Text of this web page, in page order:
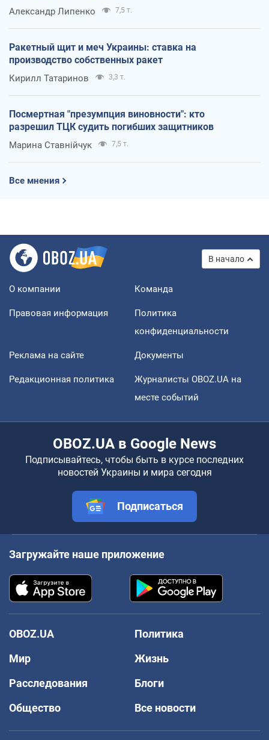
Александр Липенко 7,5 т.
Ракетный щит и меч Украины: ставка на
производство собственных ракет
Кирилл Татаринов 3,3 т.
Посмертная "презумпция виновности": кто
разрешил ТЦК судить погибших защитников
Марина Ставнійчук 7,5 т.
Все мнения
В начало
О компании Команда
Правовая информация
Политика
конфиденциальности
Реклама на сайте Документы
Редакционная политика
Журналисты OBOZ.UA на
месте событий
OBOZ.UA в Google News
Подписывайтесь, чтобы быть в курсе последних
новостей Украины и мира сегодня
Подписаться
Загружайте наше приложение
OBOZ.UA
Политика
Мир
Жизнь
Расследования
Блоги
Общество
Все новости